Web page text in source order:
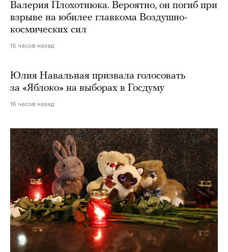
Валерия Плохотнюка. Вероятно, он погиб при
взрыве на юбилее главкома Воздушно-
космических сил
16 часов назад
Юлия Навальная призвала голосовать
за «Яблоко» на выборах в Госдуму
16 часов назад